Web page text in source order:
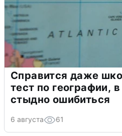
Справится даже
тест по географии,
стыдно ошибиться
6 августа 61